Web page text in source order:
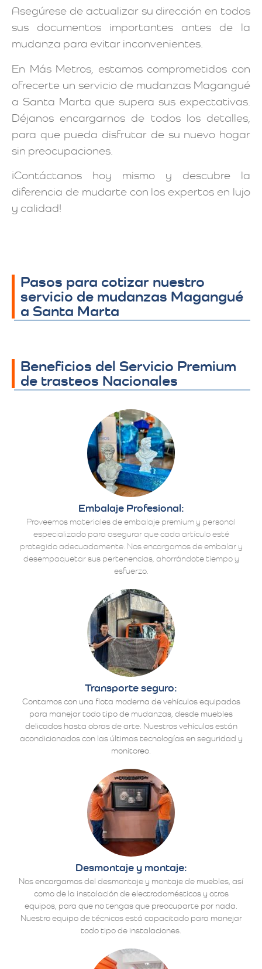
Asegúrese de actualizar su dirección en todos
sus documentos importantes antes de la
mudanza para evitar inconvenientes.
En Más Metros, estamos comprometidos con
ofrecerte un servicio de mudanzas Magangué
a Santa Marta que supera sus expectativas.
Déjanos encargarnos de todos los detalles,
para que pueda disfrutar de su nuevo hogar
sin preocupaciones.
¡Contáctanos hoy mismo y descubre la
diferencia de mudarte con los expertos en lujo
y calidad!
Pasos para cotizar nuestro
servicio de mudanzas Magangué
a Santa Marta
Beneficios del Servicio Premium
de trasteos Nacionales
Embalaje Profesional:
Proveemos materiales de embalaje premium y personal
especializado para asegurar que cada artículo esté
protegido adecuadamente. Nos encargamos de embalar y
desempaquetar sus pertenencias, ahorrándote tiempo y
esfuerzo.
Transporte seguro:
Contamos con una flota moderna de vehículos equipados
para manejar todo tipo de mudanzas, desde muebles
delicados hasta obras de arte. Nuestros vehículos están
acondicionados con las últimas tecnologías en seguridad y
monitoreo.
Desmontaje y montaje:
Nos encargamos del desmontaje y montaje de muebles, así
como de la instalación de electrodomésticos y otros
equipos, para que no tengas que preocuparte por nada.
Nuestro equipo de técnicos está capacitado para manejar
todo tipo de instalaciones.